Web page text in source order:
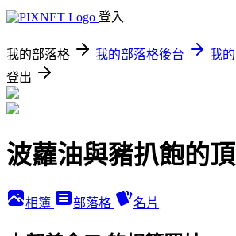
登入
我的部落格 我的部落格後台
我
登出
波蘿油與豬扒飽的
相簿 部落格 名片